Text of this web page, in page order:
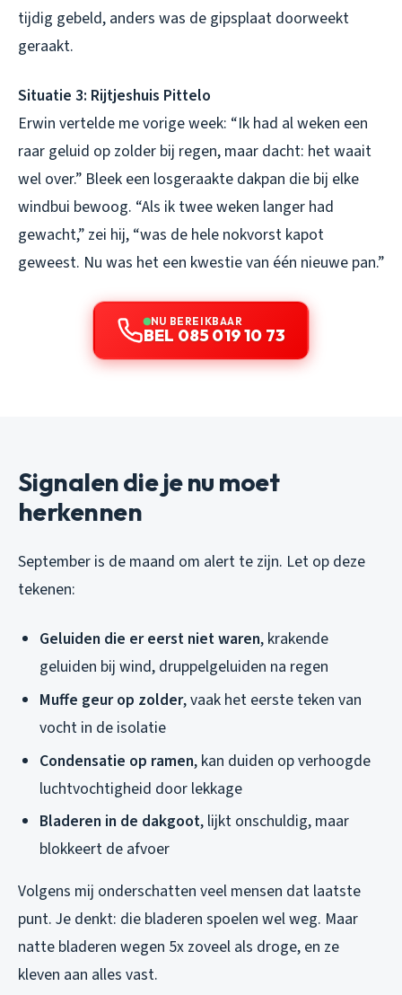
tijdig gebeld, anders was de gipsplaat doorweekt
geraakt.
Situatie 3: Rijtjeshuis Pittelo
Erwin vertelde me vorige week: “Ik had al weken een
raar geluid op zolder bij regen, maar dacht: het waait
wel over.” Bleek een losgeraakte dakpan die bij elke
windbui bewoog. “Als ik twee weken langer had
gewacht,” zei hij, “was de hele nokvorst kapot
geweest. Nu was het een kwestie van één nieuwe pan.”
NU BEREIKBAAR
BEL 085 019 10 73
Signalen die je nu moet
herkennen
September is de maand om alert te zijn. Let op deze
tekenen:
Geluiden die er eerst niet waren, krakende
geluiden bij wind, druppelgeluiden na regen
Muffe geur op zolder, vaak het eerste teken van
vocht in de isolatie
Condensatie op ramen, kan duiden op verhoogde
luchtvochtigheid door lekkage
Bladeren in de dakgoot, lijkt onschuldig, maar
blokkeert de afvoer
Volgens mij onderschatten veel mensen dat laatste
punt. Je denkt: die bladeren spoelen wel weg. Maar
natte bladeren wegen 5x zoveel als droge, en ze
kleven aan alles vast.